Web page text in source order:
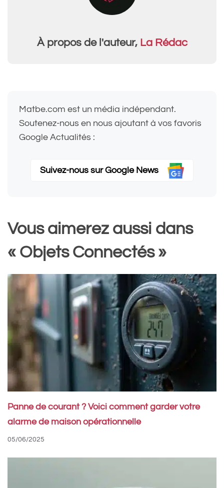
À propos de l'auteur, La Rédac
Matbe.com est un média indépendant.
Soutenez-nous en nous ajoutant à vos favoris
Google Actualités :
Suivez-nous sur Google News
Vous aimerez aussi dans
« Objets Connectés »
Panne de courant ? Voici comment garder votre
alarme de maison opérationnelle
05/06/2025